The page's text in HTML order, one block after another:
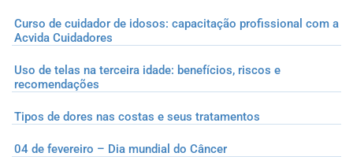
Curso de cuidador de idosos: capacitação profissional com a
Acvida Cuidadores
Uso de telas na terceira idade: benefícios, riscos e
recomendações
Tipos de dores nas costas e seus tratamentos
04 de fevereiro – Dia mundial do Câncer